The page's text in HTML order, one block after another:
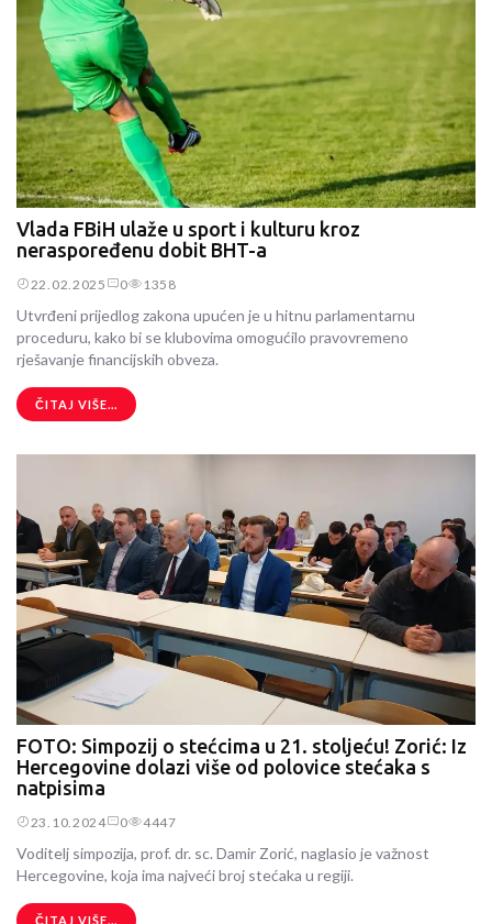
Vlada FBiH ulaže u sport i kulturu kroz
neraspoređenu dobit BHT-a
22.02.2025 0 1358
Utvrđeni prijedlog zakona upućen je u hitnu parlamentarnu
proceduru, kako bi se klubovima omogućilo pravovremeno
rješavanje financijskih obveza.
ČITAJ VIŠE...
FOTO: Simpozij o stećcima u 21. stoljeću! Zorić: Iz
Hercegovine dolazi više od polovice stećaka s
natpisima
23.10.2024 0 4447
Voditelj simpozija, prof. dr. sc. Damir Zorić, naglasio je važnost
Hercegovine, koja ima najveći broj stećaka u regiji.
ČITAJ VIŠE...